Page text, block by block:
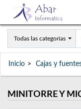
Todas las categorías
Inicio Cajas y
MINITORRE Y